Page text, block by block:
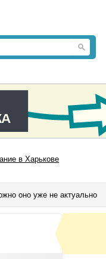
в Харькове
оно уже не актуально